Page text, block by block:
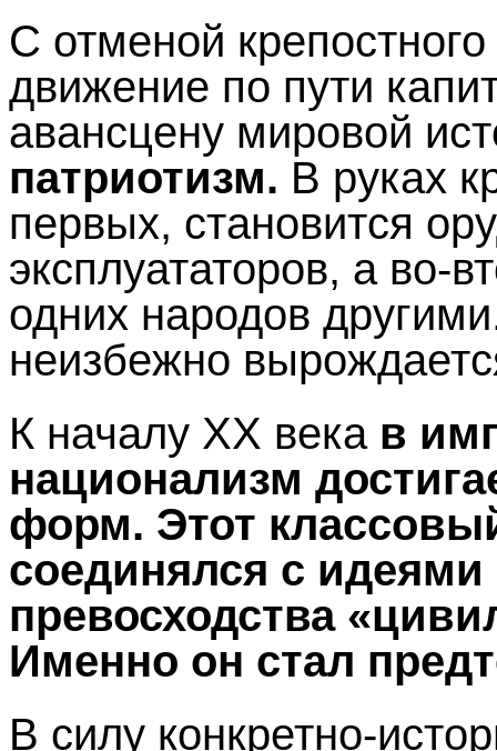
С отменой
движение по пути
авансцену мировой
патриотизм. В руках
первых, становится
эксплуататоров, а во-
одних народов
неизбежно
К началу ХХ века в
национализм
форм. Этот
соединялся с идеями
превосходства
Именно он стал
В силу конкретно-